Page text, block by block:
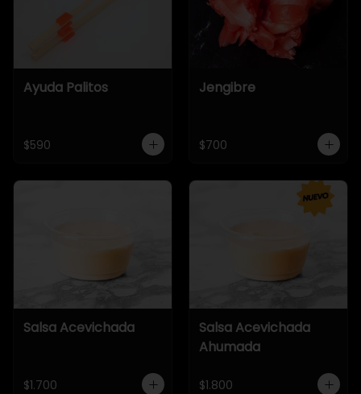
Ayuda Palitos
$590
Jengibre
$700
Salsa Acevichada
$1.700
Salsa Acevichada
Ahumada
$1.800